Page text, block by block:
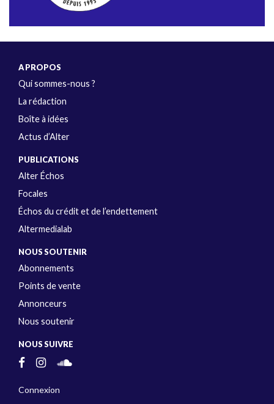
A PROPOS
Qui sommes-nous ?
La rédaction
Boîte à idées
Actus d’Alter
PUBLICATIONS
Alter Échos
Focales
Échos du crédit et de l’endettement
Altermedialab
NOUS SOUTENIR
Abonnements
Points de vente
Annonceurs
Nous soutenir
NOUS SUIVRE
Connexion